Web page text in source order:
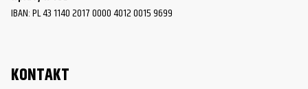
IBAN: PL 43 1140 2017 0000 4012 0015 9699
KONTAKT